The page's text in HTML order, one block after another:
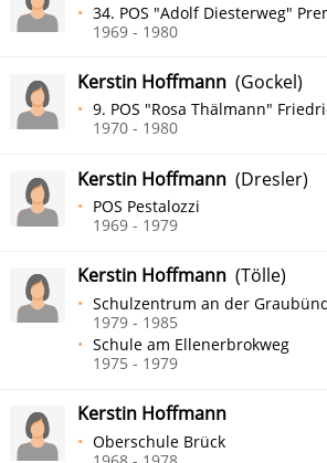
34. POS "Adolf Diesterweg"
1969 - 1980
Kerstin Hoffmann (Gockel)
9. POS "Rosa Thälmann"
1970 - 1980
Kerstin Hoffmann (Dresler)
POS Pestalozzi
1969 - 1979
Kerstin Hoffmann (Tölle)
Schulzentrum an der
1979 - 1985
Schule am Ellenerbrokweg
1975 - 1979
Kerstin Hoffmann
Oberschule Brück